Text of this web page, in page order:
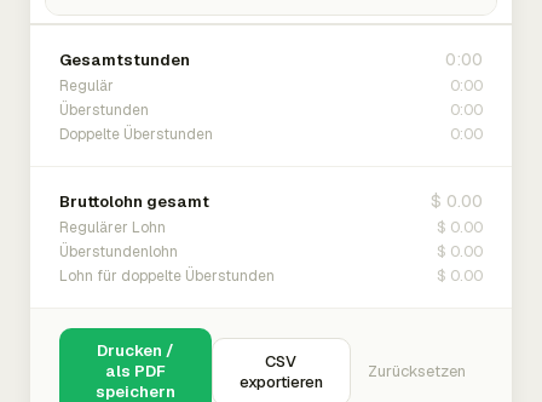
Gesamtstunden 0:00
Regulär 0:00
Überstunden 0:00
Doppelte Überstunden 0:00
Bruttolohn gesamt $ 0.00
Regulärer Lohn $ 0.00
Überstundenlohn $ 0.00
Lohn für doppelte Überstunden $ 0.00
Drucken /
als PDF
speichern
CSV
exportieren
Zurücksetzen